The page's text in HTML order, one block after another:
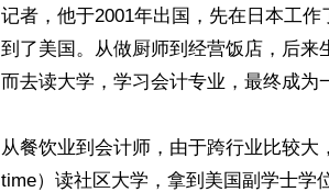
记者，他于2001年出国，先在日本工作
到了美国。从做厨师到经营饭店，后来
而去读大学，学习会计专业，最终成为
从餐饮业到会计师，由于跨行业比较大
time）读社区大学，拿到美国副学士学